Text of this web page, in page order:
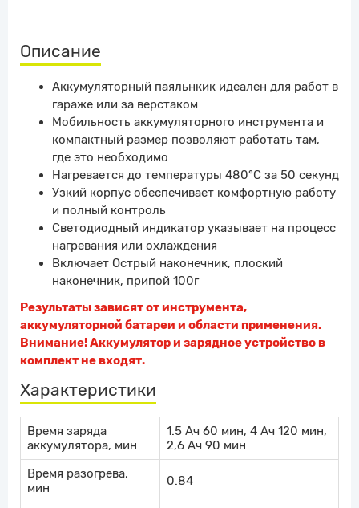
Описание
Аккумуляторный паяльнкик идеален для работ в
гараже или за верстаком
Мобильность аккумуляторного инструмента и
компактный размер позволяют работать там,
где это необходимо
Нагревается до температуры 480°С за 50 секунд
Узкий корпус обеспечивает комфортную работу
и полный контроль
Светодиодный индикатор указывает на процесс
нагревания или охлаждения
Включает Острый наконечник, плоский
наконечник, припой 100г
Результаты зависят от инструмента,
аккумуляторной батареи и области применения.
Внимание! Аккумулятор и зарядное устройство в
комплект не входят.
Характеристики
Время заряда
аккумулятора, мин
1.5 Ач 60 мин, 4 Ач 120 мин,
2,6 Ач 90 мин
Время разогрева,
мин
0.84